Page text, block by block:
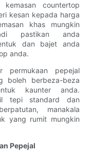
countertop
kesan kepada harga
khas mungkin
pastikan anda
dan bajet anda
anda.
permukaan pepejal
boleh berbeza-beza
kaunter anda.
tepi standard dan
manakala
yang rumit mungkin
Pepejal